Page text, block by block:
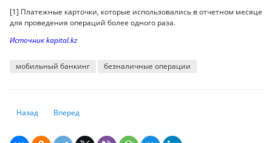
[1] Платежные карточки, которые использовались в отчетном месяце
для проведения операций более одного раза.
Источник kapital.kz
мобильный банкинг безналичные операции
Предыдущий: Почему мы слишком много тратим
Назад Следующий: Пять нюансов, о которых нужно знать при
Вперед